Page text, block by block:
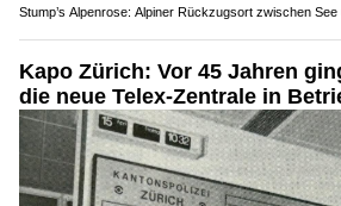
Stump’s Alpenrose: Alpiner Rückzugsort zwischen See
Kapo Zürich: Vor 45 Jahren
die neue Telex-Zentrale in